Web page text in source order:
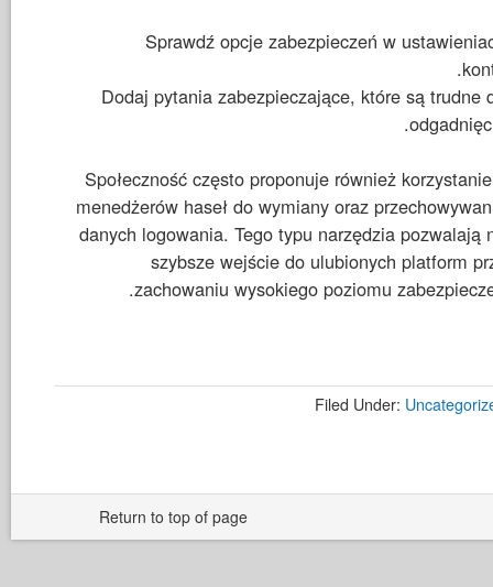
Sprawdź opcje zabezpieczeń w
Dodaj pytania zabezpieczające, które są trudne
Społeczność często proponuje również
menedżerów haseł do wymiany oraz
danych logowania. Tego typu narzędzia pozwalają
szybsze wejście do ulubionych platform
zachowaniu wysokiego poziomu
Filed Under:
Return to top of page